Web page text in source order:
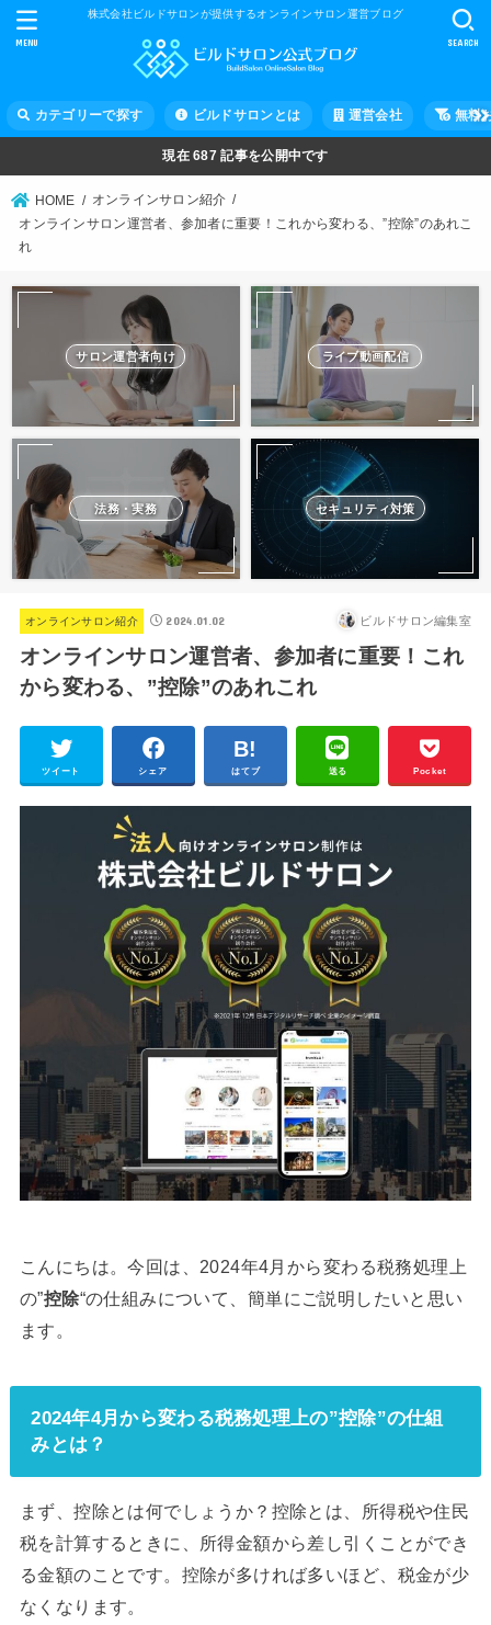
株式会社ビルドサロンが提供するオンラインサロン運営ブログ
カテゴリーで探す ビルドサロンとは 運営会社 無料
SEARCH
MENU
現在687 記事を公開中です
HOME
オンラインサロン紹介
オンラインサロン運営者、参加者に重要！これから変わる、”控除”のあれこ
れ
サロン運営者向け ライブ動画配信
法務・実務 セキュリティ対策
オンラインサロン紹介 2024.01.02 ビルドサロン編集室
オンラインサロン運営者、参加者に重要！これ
から変わる、”控除”のあれこれ
ツイート シェア はてブ 送る Pocket
こんにちは。今回は、2024年4月から変わる税務処理上
の”控除“の仕組みについて、簡単にご説明したいと思い
ます。
2024年4月から変わる税務処理上の”控除”の仕組
みとは？
まず、控除とは何でしょうか？控除とは、所得税や住民
税を計算するときに、所得金額から差し引くことができ
る金額のことです。控除が多ければ多いほど、税金が少
なくなります。